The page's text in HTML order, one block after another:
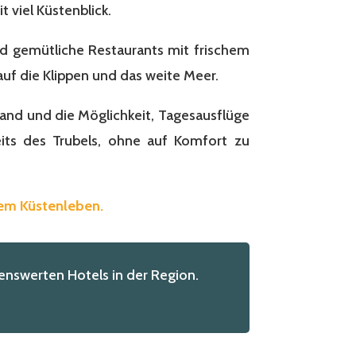
viel Küstenblick.
gemütliche Restaurants mit frischem
die Klippen und das weite Meer.
und die Möglichkeit, Tagesausflüge
des Trubels, ohne auf Komfort zu
Küstenleben.
Hotels in der Region.